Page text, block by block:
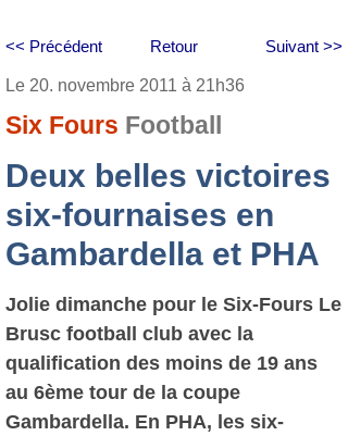
Retour
<< Précédent Suivant >>
Le 20. novembre 2011 à 21h36
Six Fours Football
Deux belles victoires
six-fournaises en
Gambardella et PHA
Jolie dimanche pour le Six-Fours Le
Brusc football club avec la
qualification des moins de 19 ans
au 6ème tour de la coupe
Gambardella. En PHA, les six-